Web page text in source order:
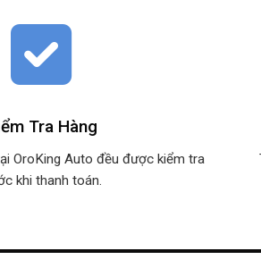
Tra Hàng
OroKing Auto đều được kiểm tra
khi thanh toán.